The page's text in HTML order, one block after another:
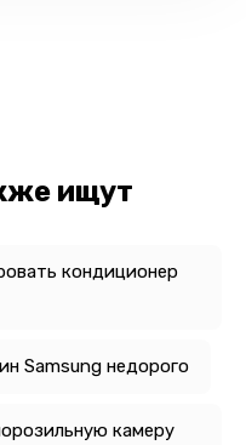
ищут
кондиционер
Samsung недорого
камеру